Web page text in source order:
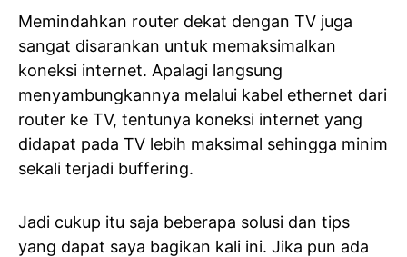
Memindahkan router dekat dengan TV juga
sangat disarankan untuk memaksimalkan
koneksi internet. Apalagi langsung
menyambungkannya melalui kabel ethernet dari
router ke TV, tentunya koneksi internet yang
didapat pada TV lebih maksimal sehingga minim
sekali terjadi buffering.
Jadi cukup itu saja beberapa solusi dan tips
yang dapat saya bagikan kali ini. Jika pun ada